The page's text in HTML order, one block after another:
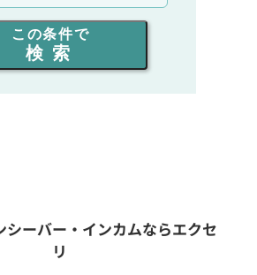
ぶ
人数を選ぶ
ード入力(製品名等)
この条件で
検索
シーバー・インカムならエクセ
リ